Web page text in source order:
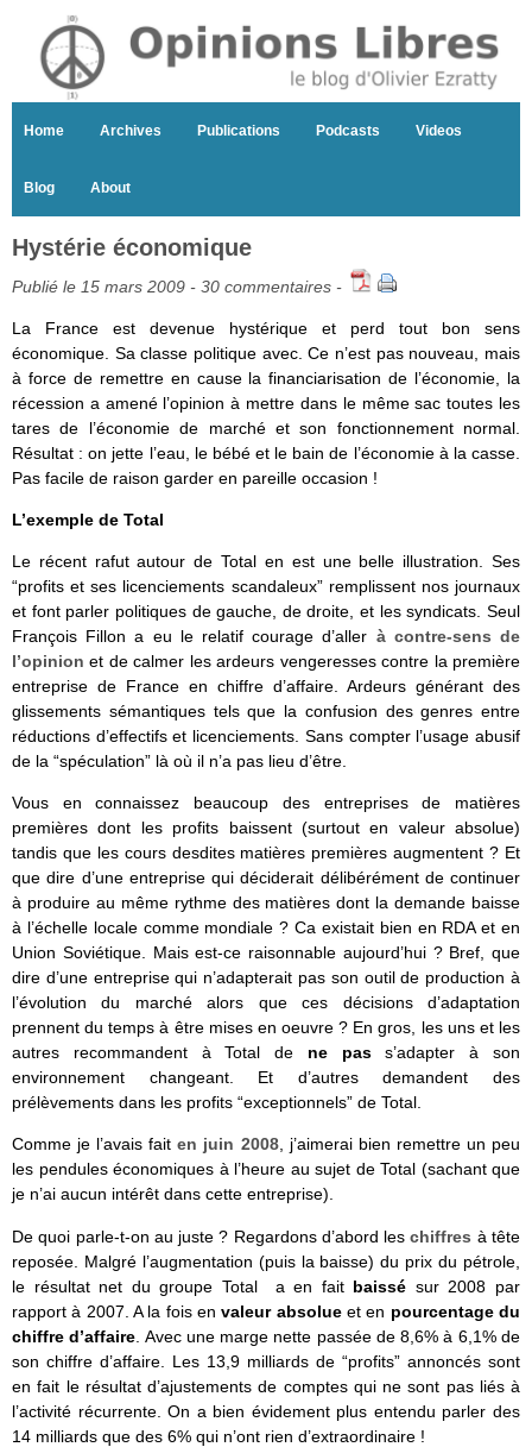
Home Archives Publications Podcasts Videos
Blog About
Hystérie économique
Publié le 15 mars 2009 - 30 commentaires -
La France est devenue hystérique et perd tout bon sens
économique. Sa classe politique avec. Ce n’est pas nouveau, mais
à force de remettre en cause la financiarisation de l’économie, la
récession a amené l’opinion à mettre dans le même sac toutes les
tares de l’économie de marché et son fonctionnement normal.
Résultat : on jette l’eau, le bébé et le bain de l’économie à la casse.
Pas facile de raison garder en pareille occasion !
L’exemple de Total
Le récent rafut autour de Total en est une belle illustration. Ses
“profits et ses licenciements scandaleux” remplissent nos journaux
et font parler politiques de gauche, de droite, et les syndicats. Seul
François Fillon a eu le relatif courage d’aller à contre-sens de
l’opinion et de calmer les ardeurs vengeresses contre la première
entreprise de France en chiffre d’affaire. Ardeurs générant des
glissements sémantiques tels que la confusion des genres entre
réductions d’effectifs et licenciements. Sans compter l’usage abusif
de la “spéculation” là où il n’a pas lieu d’être.
Vous en connaissez beaucoup des entreprises de matières
premières dont les profits baissent (surtout en valeur absolue)
tandis que les cours desdites matières premières augmentent ? Et
que dire d’une entreprise qui déciderait délibérément de continuer
à produire au même rythme des matières dont la demande baisse
à l’échelle locale comme mondiale ? Ca existait bien en RDA et en
Union Soviétique. Mais est-ce raisonnable aujourd’hui ? Bref, que
dire d’une entreprise qui n’adapterait pas son outil de production à
l’évolution du marché alors que ces décisions d’adaptation
prennent du temps à être mises en oeuvre ? En gros, les uns et les
autres recommandent à Total de ne pass’adapter à son
environnement changeant. Et d’autres demandent des
prélèvements dans les profits “exceptionnels” de Total.
Comme je l’avais faiten juin 2008, j’aimerai bien remettre un peu
les pendules économiques à l’heure au sujet de Total (sachant que
je n’ai aucun intérêt dans cette entreprise).
De quoi parle-t-on au juste ? Regardons d’abord leschiffres à tête
reposée. Malgré l’augmentation (puis la baisse) du prix du pétrole,
le résultat net du groupe Total a en fait baissé sur 2008 par
rapport à 2007. A la fois envaleur absolueet en pourcentage du
chiffre d’affaire . Avec une marge nette passée de 8,6% à 6,1% de
son chiffre d’affaire. Les 13,9 milliards de “profits” annoncés sont
en fait le résultat d’ajustements de comptes qui ne sont pas liés à
l’activité récurrente. On a bien évidement plus entendu parler des
14 milliards que des 6% qui n’ont rien d’extraordinaire !